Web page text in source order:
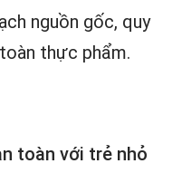
nguồn gốc, quy
thực phẩm.
toàn với trẻ nhỏ